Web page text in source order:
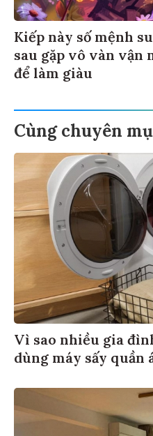
Kiếp này số mệnh
sau gặp vô vàn vận
để làm giàu
Cùng chuyên
Vì sao nhiều gia
dùng máy sấy quần